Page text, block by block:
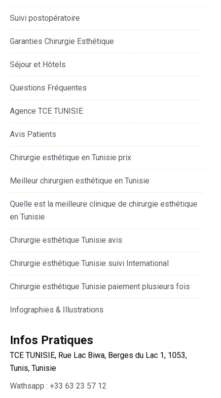
Suivi postopératoire
Garanties Chirurgie Esthétique
Séjour et Hôtels
Questions Fréquentes
Agence TCE TUNISIE
Avis Patients
Chirurgie esthétique en Tunisie prix
Meilleur chirurgien esthétique en Tunisie
Quelle est la meilleure clinique de chirurgie esthétique
en Tunisie
Chirurgie esthétique Tunisie avis
Chirurgie esthétique Tunisie suivi International
Chirurgie esthétique Tunisie paiement plusieurs fois
Infographies & Illustrations
Infos Pratiques
TCE TUNISIE, Rue Lac Biwa, Berges du Lac 1, 1053,
Tunis, Tunisie
Wathsapp : +33 63 23 57 12